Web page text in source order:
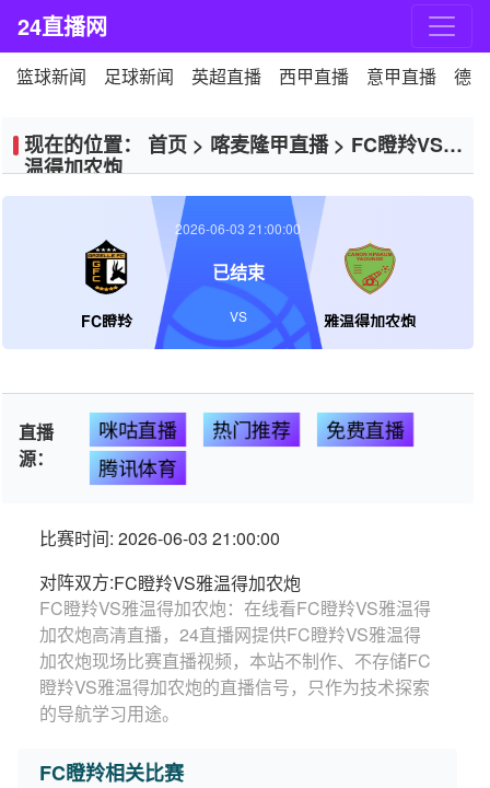
24直播网
篮球新闻 足球新闻 英超直播 西甲直播 意甲直播 德
现在的位置： 首页 > 喀麦隆甲直播> FC瞪羚VS雅
温得加农炮
FC瞪羚 雅温得加农炮
2026-06-03 21:00:00
已结束
VS
直播
源：
咪咕直播 热门推荐
免费直播
腾讯体育
比赛时间: 2026-06-03 21:00:00
对阵双方:FC瞪羚VS雅温得加农炮
FC瞪羚VS雅温得加农炮：在线看FC瞪羚VS雅温得
加农炮高清直播，24直播网提供FC瞪羚VS雅温得
加农炮现场比赛直播视频，本站不制作、不存储FC
瞪羚VS雅温得加农炮的直播信号，只作为技术探索
的导航学习用途。
FC瞪羚相关比赛